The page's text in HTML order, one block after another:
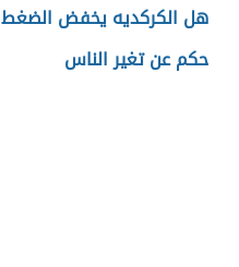
هل الكركديه يخفض الضغط
حكم عن تغير الناس